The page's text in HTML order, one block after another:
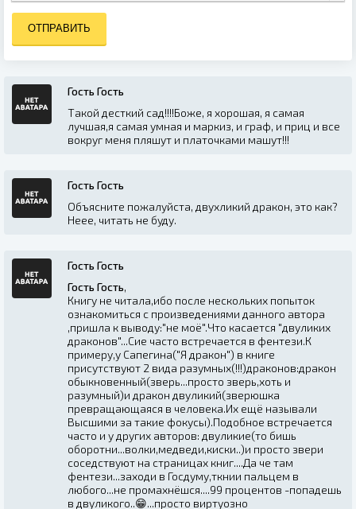
ОТПРАВИТЬ
Гость Гость
Такой десткий сад!!!!Боже, я хорошая, я самая
лучшая,я самая умная и маркиз, и граф, и приц и все
вокруг меня пляшут и платочками машут!!!
Гость Гость
Объясните пожалуйста, двухликий дракон, это как?
Неее, читать не буду.
Гость Гость
Гость Гость,
Книгу не читала,ибо после нескольких попыток
ознакомиться с произведениями данного автора
,пришла к выводу:"не моё".Что касается "двуликих
драконов"...Сие часто встречается в фентези.К
примеру,у Сапегина("Я дракон") в книге
присутствуют 2 вида разумных(!!!)драконов:дракон
обыкновенный(зверь...просто зверь,хоть и
разумный)и дракон двуликий(зверюшка
превращающаяся в человека.Их ещё называли
Высшими за такие фокусы).Подобное встречается
часто и у других авторов: двуликие(то бишь
оборотни...волки,медведи,киски..)и просто звери
соседствуют на страницах книг....Да че там
фентези...заходи в Госдуму,ткнии пальцем в
любого...не промахнёшся....99 процентов -попадешь
в двуликого..😁...просто виртуозно